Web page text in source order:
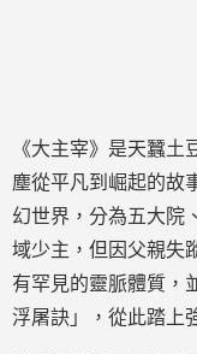
《大主宰》是天蠶
塵從平凡到崛起的故
幻世界，分為五大院
域少主，但因父親失
有罕見的靈脈體質，
浮屠訣」，從此踏上